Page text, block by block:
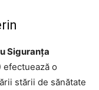
Siguranța
efectuează o
stării de sănătate